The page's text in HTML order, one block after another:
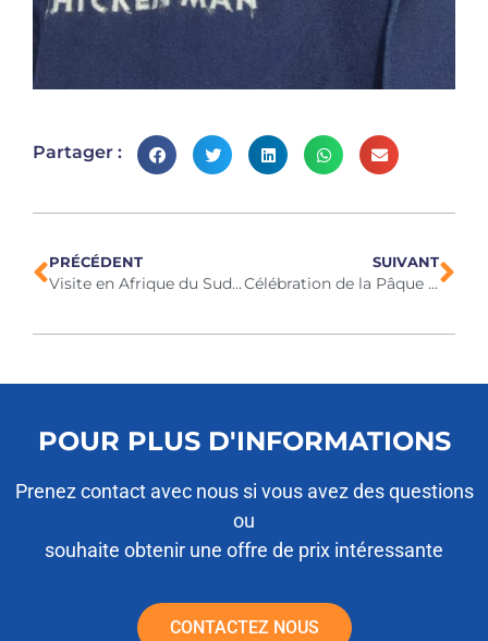
Partager :
PRÉCÉDENT
Visite en Afrique du Sud, mars 2025
SUIVANT
Célébration de la Pâque 2025
POUR PLUS D'INFORMATIONS
Prenez contact avec nous si vous avez des questions
ou
souhaite obtenir une offre de prix intéressante
CONTACTEZ NOUS